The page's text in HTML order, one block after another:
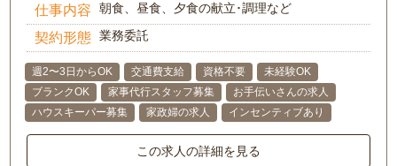
仕事内容 朝食、昼食、夕食の献立･調理など
契約形態 業務委託
週2〜3日からOK 交通費支給 資格不要
未経験OK
ブランクOK
家事代行スタッフ募集
お手伝いさんの求人
ハウスキーパー募集
家政婦の求人 インセンティブあり
この求人の詳細を見る